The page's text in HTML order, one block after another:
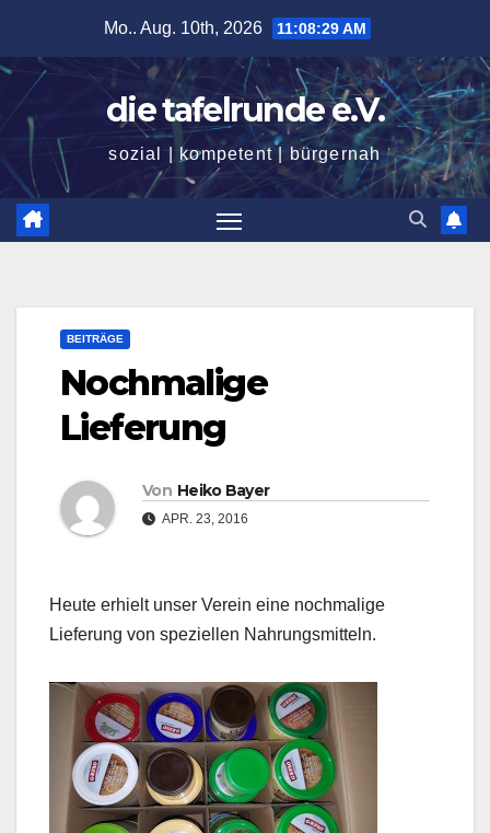
springen
Mo.. Aug. 10th, 2026 11:08:30 AM
die tafelrunde e.V.
sozial | kompetent | bürgernah
BEITRÄGE
Nochmalige
Lieferung
Von Heiko Bayer
APR. 23, 2016
Heute erhielt unser Verein eine nochmalige
Lieferung von speziellen Nahrungsmitteln.